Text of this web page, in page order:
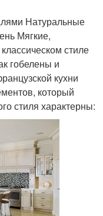
Натуральные
Мягкие,
стиле
гобелены и
кухни
который
стиля характерны: